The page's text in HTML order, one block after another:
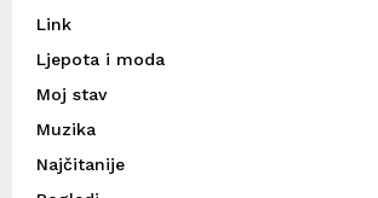
Link
Ljepota i moda
Moj stav
Muzika
Najčitanije